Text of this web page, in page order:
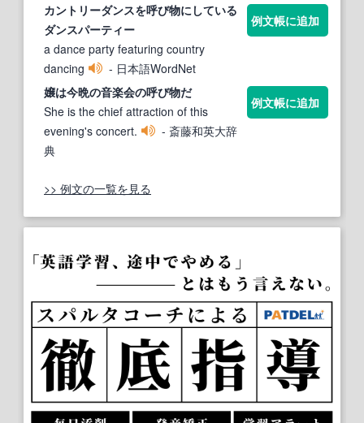
カントリーダンスを呼び物にしている
ダンスパーティー
a dance party featuring country
dancing
- 日本語WordNet
例文帳に追加
嬢は今晩の音楽会の呼び物だ
She is the chief attraction of this
evening's concert.
- 斎藤和英大辞
典
例文帳に追加
>> 例文の一覧を見る